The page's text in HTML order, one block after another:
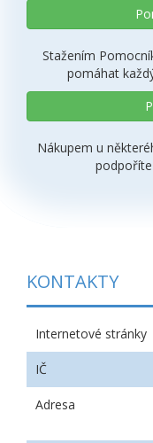
Stažením
pomáhat
Nákupem u
podpoříte
KONTAKTY
Internetové stránky
IČ
Adresa